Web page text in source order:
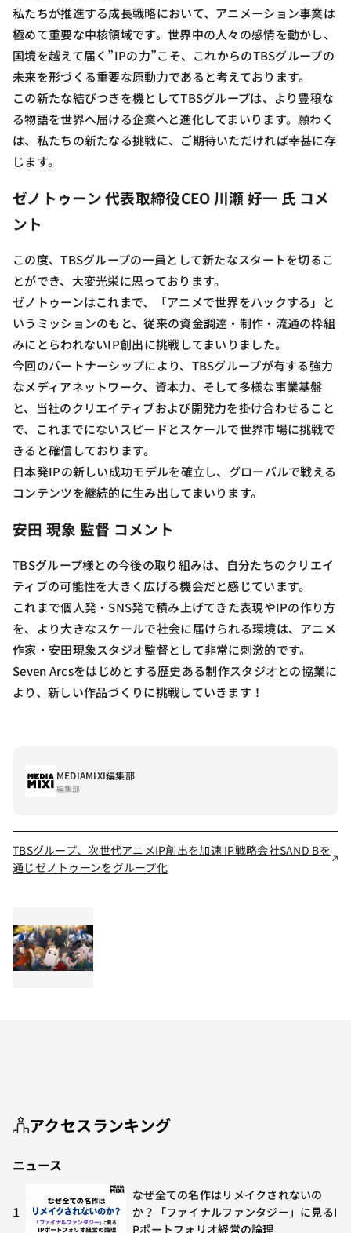
私たちが推進する成長戦略において、アニメーション事業は
極めて重要な中核領域です。世界中の人々の感情を動かし、
国境を越えて届く”IPの力”こそ、これからのTBSグループの
未来を形づくる重要な原動力であると考えております。
この新たな結びつきを機としてTBSグループは、より豊穣な
る物語を世界へ届ける企業へと進化してまいります。願わく
は、私たちの新たなる挑戦に、ご期待いただければ幸甚に存
じます。
ゼノトゥーン 代表取締役CEO 川瀬 好一 氏 コメ
ント
この度、TBSグループの一員として新たなスタートを切るこ
とができ、大変光栄に思っております。
ゼノトゥーンはこれまで、「アニメで世界をハックする」と
いうミッションのもと、従来の資金調達・制作・流通の枠組
みにとらわれないIP創出に挑戦してまいりました。
今回のパートナーシップにより、TBSグループが有する強力
なメディアネットワーク、資本力、そして多様な事業基盤
と、当社のクリエイティブおよび開発力を掛け合わせること
で、これまでにないスピードとスケールで世界市場に挑戦で
きると確信しております。
日本発IPの新しい成功モデルを確立し、グローバルで戦える
コンテンツを継続的に生み出してまいります。
安田 現象 監督 コメント
TBSグループ様との今後の取り組みは、自分たちのクリエイ
ティブの可能性を大きく広げる機会だと感じています。
これまで個人発・SNS発で積み上げてきた表現やIPの作り方
を、より大きなスケールで社会に届けられる環境は、アニメ
作家・安田現象スタジオ監督として非常に刺激的です。
Seven Arcsをはじめとする歴史ある制作スタジオとの協業に
より、新しい作品づくりに挑戦していきます！
MEDIAMIXI編集部
編集部
TBSグループ、次世代アニメIP創出を加速 IP戦略会社SAND Bを
通じゼノトゥーンをグループ化
アクセスランキング
ニュース
1
なぜ全ての名作はリメイクされないの
か？「ファイナルファンタジー」に見るI
Pポートフォリオ経営の論理